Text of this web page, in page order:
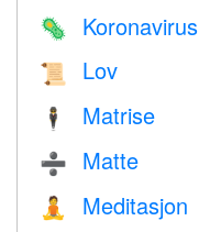
🦠 Koronavirus
📜 Lov
🕴️ Matrise
➗ Matte
🧘 Meditasjon